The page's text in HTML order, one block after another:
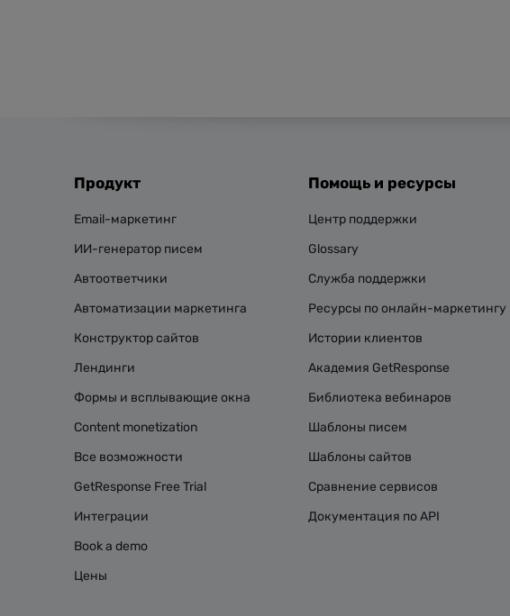
Продукт
Email-маркетинг
ИИ-генератор писем
Автоответчики
Автоматизации маркетинга
Конструктор сайтов
Лендинги
Формы и всплывающие окна
Content monetization
Все возможности
GetResponse Free Trial
Интеграции
Book a demo
Цены
Помощь и ресурсы
Центр поддержки
Glossary
Служба поддержки
Ресурсы по онлайн-маркетингу
Истории клиентов
Академия GetResponse
Библиотека вебинаров
Шаблоны писем
Шаблоны сайтов
Сравнение сервисов
Документация по API